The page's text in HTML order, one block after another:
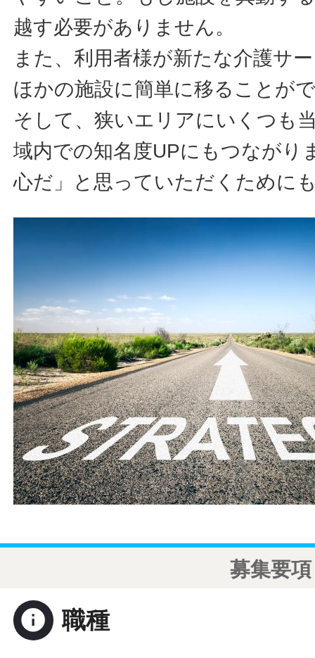
越す必要がありません。
また、利用者様が新たな介護サ
ほかの施設に簡単に移ることが
そして、狭いエリアにいくつも
域内での知名度UPにもつながり
心だ」と思っていただくために
募集要項
info 職種